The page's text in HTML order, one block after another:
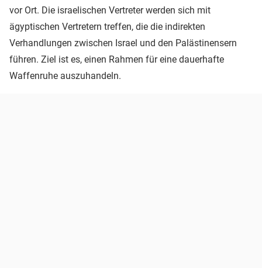
vor Ort. Die israelischen Vertreter werden sich mit
ägyptischen Vertretern treffen, die die indirekten
Verhandlungen zwischen Israel und den Palästinensern
führen. Ziel ist es, einen Rahmen für eine dauerhafte
Waffenruhe auszuhandeln.